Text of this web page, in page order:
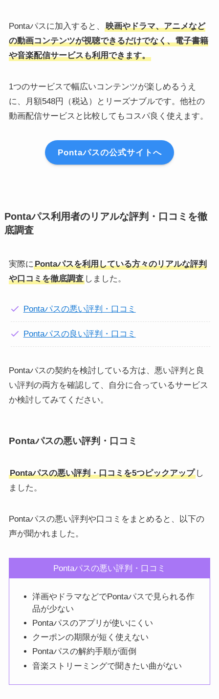
Pontaパスに加入すると、
映画やドラマ、アニメなど
の動画コンテンツが視聴できるだけでなく、電子書籍
や音楽配信サービスも利用できます。
1つのサービスで幅広いコンテンツが楽しめるうえ
に、月額548円（税込）とリーズナブルです。他社の
動画配信サービスと比較してもコスパ良く使えます。
Pontaパスの公式サイトへ
Pontaパス利用者のリアルな評判・口コミを徹
底調査
実際にPontaパスを利用している方々のリアルな評判
や口コミを徹底調査しました。
Pontaパスの悪い評判・口コミ
Pontaパスの良い評判・口コミ
Pontaパスの契約を検討している方は、悪い評判と良
い評判の両方を確認して、自分に合っているサービス
か検討してみてください。
Pontaパスの悪い評判・口コミ
Pontaパスの悪い評判・口コミを5つピックアップし
ました。
Pontaパスの悪い評判や口コミをまとめると、以下の
声が聞かれました。
Pontaパスの悪い評判・口コミ
洋画やドラマなどでPontaパスで見られる作
品が少ない
Pontaパスのアプリが使いにくい
クーポンの期限が短く使えない
Pontaパスの解約手順が面倒
音楽ストリーミングで聞きたい曲がない